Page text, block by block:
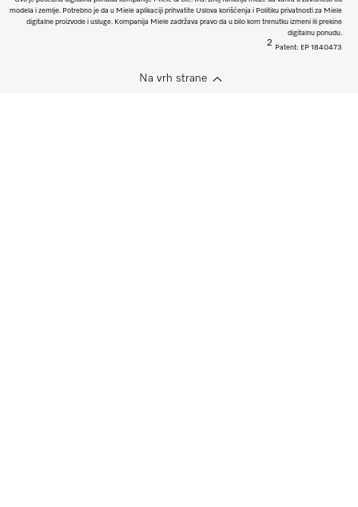
modela i zemlje. Potrebno je da u Miele aplikaciji prihvatite Uslova korišćenja i Politiku privatnosti za Miele
digitalne proizvode i usluge. Kompanija Miele zadržava pravo da u bilo kom trenutku izmeni ili prekine
digitalnu ponudu.
2
Patent: EP 1840473
Na vrh strane